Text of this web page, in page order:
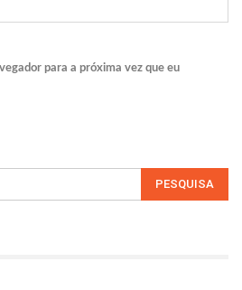
para a próxima vez que eu